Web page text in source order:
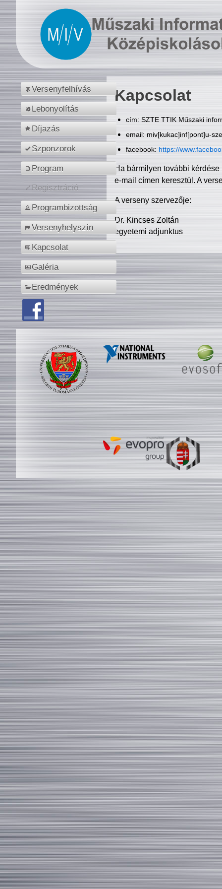
Versenyfelhívás
Lebonyolítás
Díjazás
Szponzorok
Program
Regisztráció
Programbizottság
Versenyhelyszín
Kapcsolat
Galéria
Eredmények
Kapcsolat
cím: SZTE TTIK Műszaki
email: miv[kukac]inf[pont]u-
facebook: https://
Ha bármilyen további
e-mail címen keresztül. A
A verseny szervezője:
Dr. Kincses Zoltán
egyetemi adjunktus